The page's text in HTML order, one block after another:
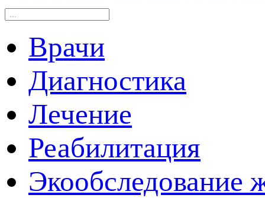
Врачи
Диагностика
Лечение
Реабилитация
Экообследование